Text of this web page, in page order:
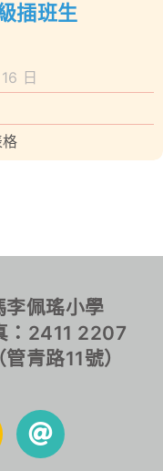
插班生
日
李佩瑤小學
2411 2207
管青路11號）